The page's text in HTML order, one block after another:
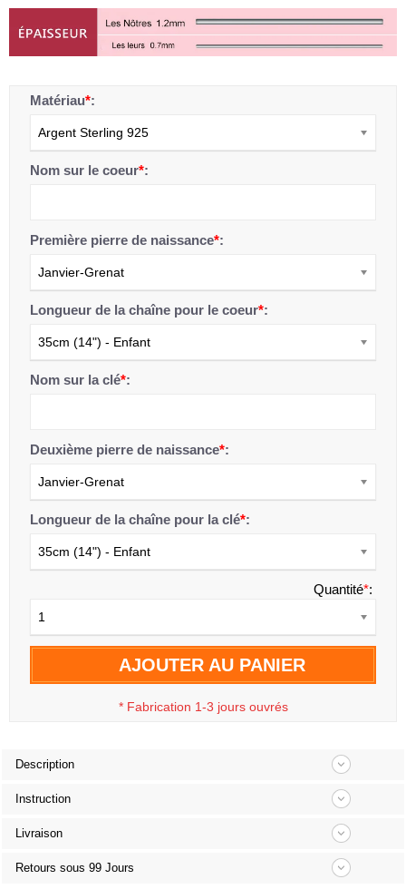
Matériau*:
Argent Sterling 925
Nom sur le coeur*:
Première pierre de naissance*:
Janvier-Grenat
Longueur de la chaîne pour le coeur*:
35cm (14") - Enfant
Nom sur la clé*:
Deuxième pierre de naissance*:
Janvier-Grenat
Longueur de la chaîne pour la clé*:
35cm (14") - Enfant
Quantité*:
1
AJOUTER AU PANIER
* Fabrication 1-3 jours ouvrés
Description
Instruction
Livraison
Retours sous 99 Jours